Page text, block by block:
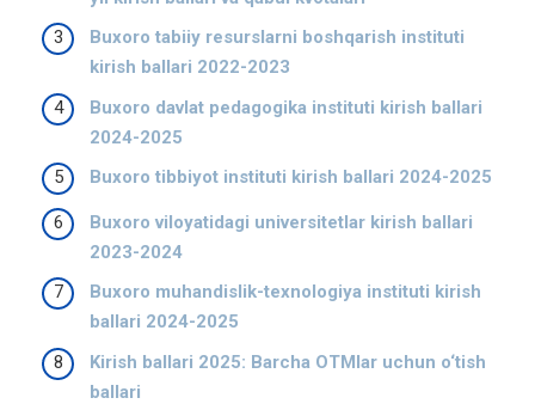
Buxoro tabiiy resurslarni boshqarish instituti
kirish ballari 2022-2023
Buxoro davlat pedagogika instituti kirish ballari
2024-2025
Buxoro tibbiyot instituti kirish ballari 2024-2025
Buxoro viloyatidagi universitetlar kirish ballari
2023-2024
Buxoro muhandislik-texnologiya instituti kirish
ballari 2024-2025
Kirish ballari 2025: Barcha OTMlar uchun o‘tish
ballari